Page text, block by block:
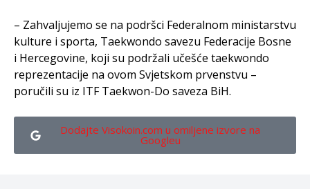
– Zahvaljujemo se na podršci Federalnom ministarstvu
kulture i sporta, Taekwondo savezu Federacije Bosne
i Hercegovine, koji su podržali učešće taekwondo
reprezentacije na ovom Svjetskom prvenstvu –
poručili su iz ITF Taekwon-Do saveza BiH.
Dodajte Visokoin.com u omiljene izvore na
Googleu